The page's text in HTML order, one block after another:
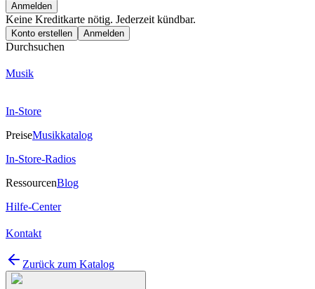
Anmelden
Keine Kreditkarte nötig. Jederzeit kündbar.
Konto erstellen Anmelden
Durchsuchen
Musik
In-Store
PreiseMusikkatalog
In-Store-Radios
RessourcenBlog
Hilfe-Center
Kontakt
Zurück zum Katalog